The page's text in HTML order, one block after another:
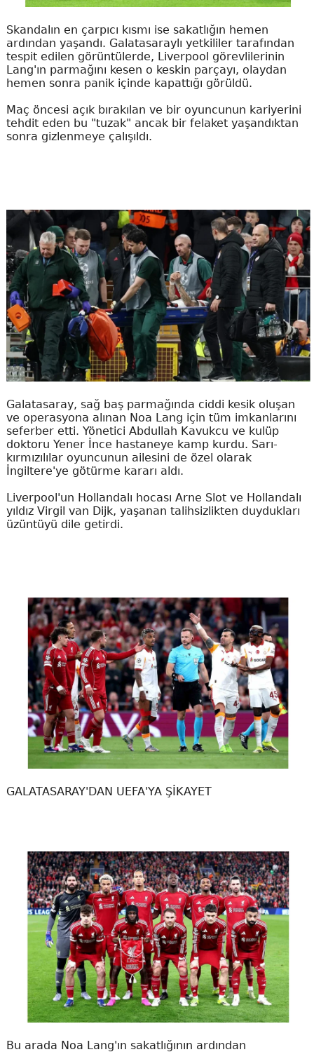
Skandalın en çarpıcı kısmı ise sakatlığın hemen
ardından yaşandı. Galatasaraylı yetkililer tarafından
tespit edilen görüntülerde, Liverpool görevlilerinin
Lang'ın parmağını kesen o keskin parçayı, olaydan
hemen sonra panik içinde kapattığı görüldü.
Maç öncesi açık bırakılan ve bir oyuncunun kariyerini
tehdit eden bu "tuzak" ancak bir felaket yaşandıktan
sonra gizlenmeye çalışıldı.
Galatasaray, sağ baş parmağında ciddi kesik oluşan
ve operasyona alınan Noa Lang için tüm imkanlarını
seferber etti. Yönetici Abdullah Kavukcu ve kulüp
doktoru Yener İnce hastaneye kamp kurdu. Sarı-
kırmızılılar oyuncunun ailesini de özel olarak
İngiltere'ye götürme kararı aldı.
Liverpool'un Hollandalı hocası Arne Slot ve Hollandalı
yıldız Virgil van Dijk, yaşanan talihsizlikten duydukları
üzüntüyü dile getirdi.
GALATASARAY'DAN UEFA'YA ŞİKAYET
Bu arada Noa Lang'ın sakatlığının ardından